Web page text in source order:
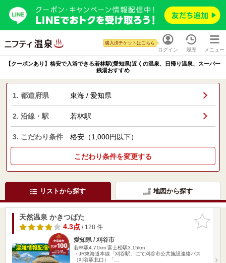
ログイン
購入済チケットはこちら
履歴 メニュー
【クーポンあり】格安で入浴できる若林駅(愛知県)近くの温泉、日帰り温泉、スーパー
銭湯おすすめ
1. 都道府県 東海 / 愛知県
2. 沿線・駅 若林駅
3. こだわり条件 格安（1,000円以下）
こだわり条件を変更する
リストから探す 地図から探す
お気に入
りに追加
天然温泉 かきつばた
4.3点/ 128 件
愛知県 / 刈谷市
若林駅4.71km 富士松駅3.15km
・JR東海道本線「刈谷駅」にて刈谷市公共施設連絡バス
（刈谷駅北口）「…